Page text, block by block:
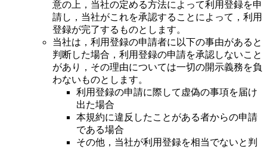
意の上，当社の定める方法によって利用登録を申
請し，当社がこれを承認することによって，利用
登録が完了するものとします。
当社は，利用登録の申請者に以下の事由があると
判断した場合，利用登録の申請を承認しないこと
があり，その理由については一切の開示義務を負
わないものとします。
利用登録の申請に際して虚偽の事項を届け
出た場合
本規約に違反したことがある者からの申請
である場合
その他，当社が利用登録を相当でないと判